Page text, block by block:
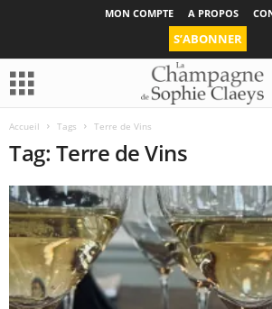
MON COMPTE A PROPOS
S’ABONNER
Accueil Tags Terre de Vins
Tag: Terre de Vins